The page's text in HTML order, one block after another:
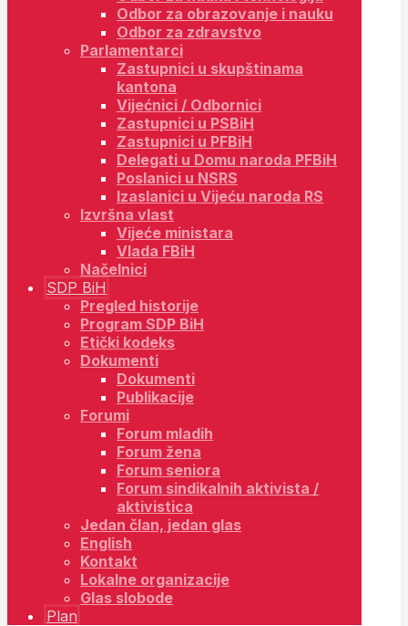
Odbor za obrazovanje i nauku
Odbor za zdravstvo
Parlamentarci
Zastupnici u skupštinama
kantona
Vijećnici / Odbornici
Zastupnici u PSBiH
Zastupnici u PFBiH
Delegati u Domu naroda PFBiH
Poslanici u NSRS
Izaslanici u Vijeću naroda RS
Izvršna vlast
Vijeće ministara
Vlada FBiH
Načelnici
SDP BiH
Pregled historije
Program SDP BiH
Etički kodeks
Dokumenti
Dokumenti
Publikacije
Forumi
Forum mladih
Forum žena
Forum seniora
Forum sindikalnih aktivista /
aktivistica
Jedan član, jedan glas
English
Kontakt
Lokalne organizacije
Glas slobode
Plan